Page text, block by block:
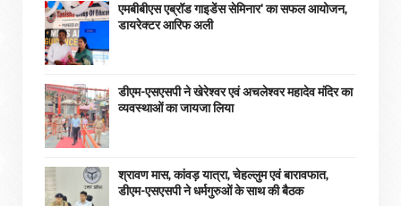
एमबीबीएस एब्रॉड गाइडेंस सेमिनार' का सफल आयोजन,
डायरेक्टर आरिफ अली
डीएम-एसएसपी ने खेरेश्वर एवं अचलेश्वर महादेव मंदिर का
व्यवस्थाओं का जायजा लिया
श्रावण मास, कांवड़ यात्रा, चेहल्लुम एवं बारावफात,
डीएम-एसएसपी ने धर्मगुरुओं के साथ की बैठक